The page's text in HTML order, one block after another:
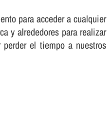
para acceder a cualquier
y alrededores para realizar
el tiempo a nuestros